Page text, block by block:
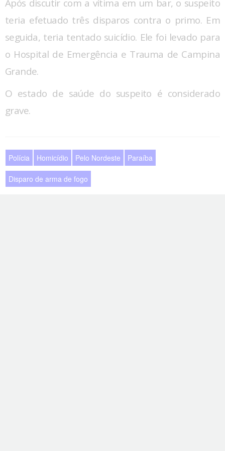
Após discutir com a vítima em um bar, o suspeito
teria efetuado três disparos contra o primo. Em
seguida, teria tentado suicídio. Ele foi levado para
o Hospital de Emergência e Trauma de Campina
Grande.
O estado de saúde do suspeito é considerado
grave.
Polícia Homicídio Pelo Nordeste Paraíba
Disparo de arma de fogo